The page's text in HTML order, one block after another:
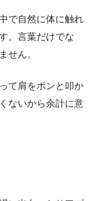
で自然に体に触れ
。言葉だけでな
せん。
て肩をポンと叩か
ないから余計に意